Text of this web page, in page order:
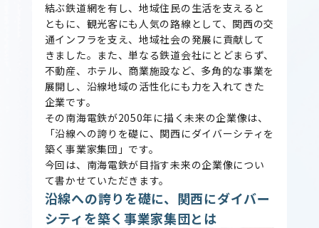
結ぶ鉄道網を有し、地域住民の生活を支えると
ともに、観光客にも人気の路線として、関西の交
通インフラを支え、地域社会の発展に貢献して
きました。また、単なる鉄道会社にとどまらず、
不動産、ホテル、商業施設など、多角的な事業を
展開し、沿線地域の活性化にも力を入れてきた
企業です。
その南海電鉄が2050年に描く未来の企業像は、
「沿線への誇りを礎に、関西にダイバーシティを
築く事業家集団」です。
今回は、南海電鉄が目指す未来の企業像につい
て書かせていただきます。
沿線への誇りを礎に、関西にダイバー
シティを築く事業家集団とは